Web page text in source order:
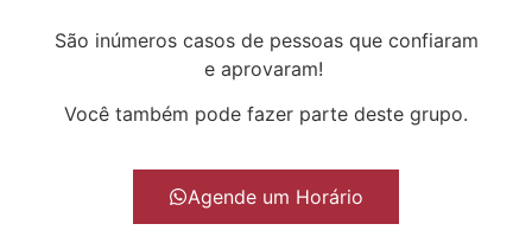
São inúmeros casos de pessoas que confiaram
e aprovaram!
Você também pode fazer parte deste grupo.
Agende um Horário